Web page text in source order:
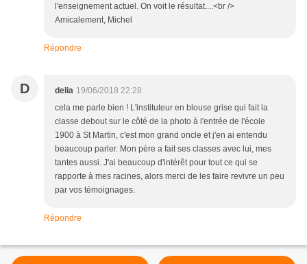
l'enseignement actuel. On voit le résultat....<br />
Amicalement, Michel
Répondre
D delia 19/06/2018 22:28
cela me parle bien ! L'instituteur en blouse grise qui fait la
classe debout sur le côté de la photo à l'entrée de l'école
1900 à St Martin, c'est mon grand oncle et j'en ai entendu
beaucoup parler. Mon père a fait ses classes avec lui, mes
tantes aussi. J'ai beaucoup d'intérêt pour tout ce qui se
rapporte à mes racines, alors merci de les faire revivre un peu
par vos témoignages.
Répondre